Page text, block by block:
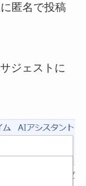
匿名で投稿
ジェストに